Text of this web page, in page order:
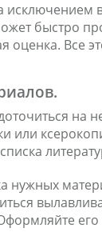
исключением
быстро
оценка. Все
на
или
нужных
его